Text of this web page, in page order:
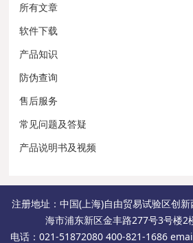
所有文章
软件下载
产品知识
防伪查询
售后服务
常见问题及答疑
产品说明书及视频
注册地址：中国(上海)自由贸易试验区创
海市浦东新区金丰路277号3号楼2
电话：021-51872080 400-821-1686